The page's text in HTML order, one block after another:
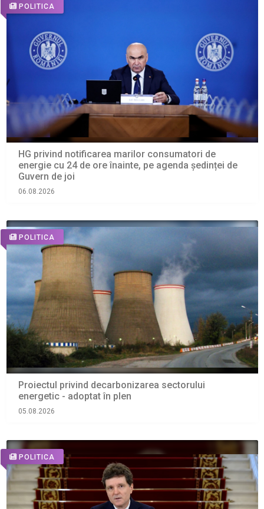
POLITICA
HG privind notificarea marilor consumatori de
energie cu 24 de ore înainte, pe agenda ședinței de
Guvern de joi
06.08.2026
POLITICA
Proiectul privind decarbonizarea sectorului
energetic - adoptat în plen
05.08.2026
POLITICA